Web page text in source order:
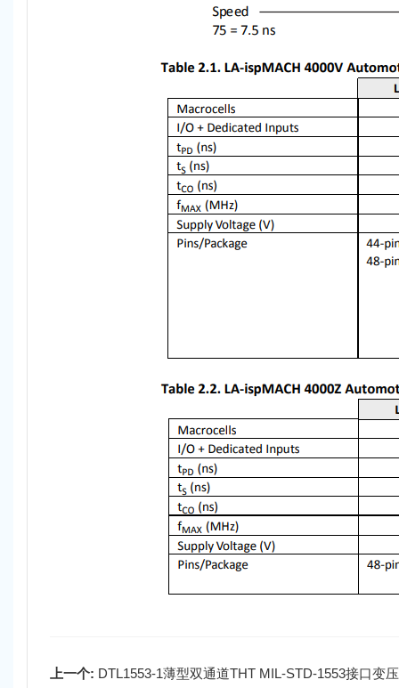
上一个: DTL1553-1薄型双通道THT MIL-STD-1553接口变